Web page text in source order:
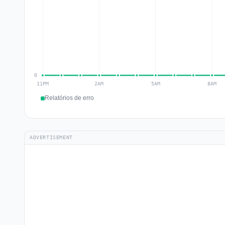
Relatórios de erro
ADVERTISEMENT